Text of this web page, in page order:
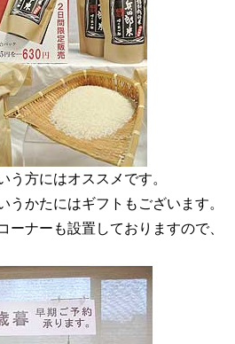
方にはオススメです。
うかたにはギフトもございます。
ナーも設置しておりますので、